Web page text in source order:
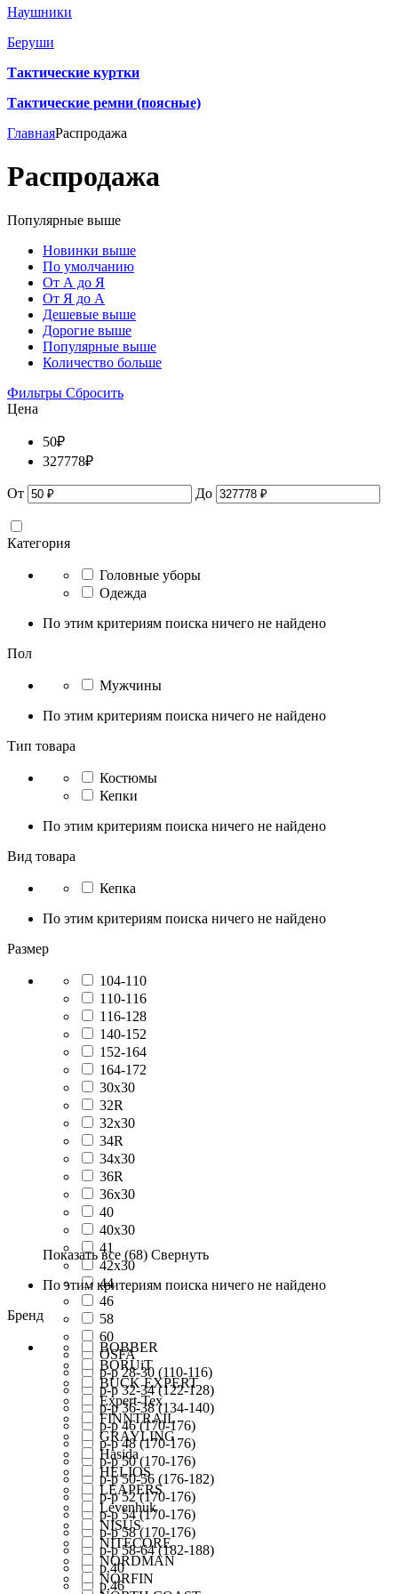
Наушники
Беруши
Тактические куртки
Тактические ремни (поясные)
ГлавнаяРаспродажа
Распродажа
Популярные выше
Новинки выше
По умолчанию
От А до Я
От Я до А
Дешевые выше
Дорогие выше
Популярные выше
Количество больше
Фильтры Сбросить
Цена
50₽
327778₽
От До
Категория
Головные уборы
Одежда
По этим критериям поиска ничего не найдено
Пол
Мужчины
По этим критериям поиска ничего не найдено
Тип товара
Костюмы
Кепки
По этим критериям поиска ничего не найдено
Вид товара
Кепка
По этим критериям поиска ничего не найдено
Размер
104-110
110-116
116-128
140-152
152-164
164-172
30x30
32R
32x30
34R
34x30
36R
36x30
40
40x30
41
42х30
44
46
58
60
OSFA
р-р 28-30 (110-116)
р-р 32-34 (122-128)
р-р 36-38 (134-140)
р-р 46 (170-176)
р-р 48 (170-176)
р-р 50 (170-176)
р-р 50-56 (176-182)
р-р 52 (170-176)
р-р 54 (170-176)
р-р 58 (170-176)
р-р 58-64 (182-188)
р.40
р.46
Показать все (68) Свернуть
По этим критериям поиска ничего не найдено
Бренд
BOBBER
BORUiT
BUCK EXPERT
Expert-Tex
FINNTRAIL
GRAYLING
Hasida
HELIOS
LEAPERS
Levenhuk
NISUS
NITECORE
NORDMAN
NORFIN